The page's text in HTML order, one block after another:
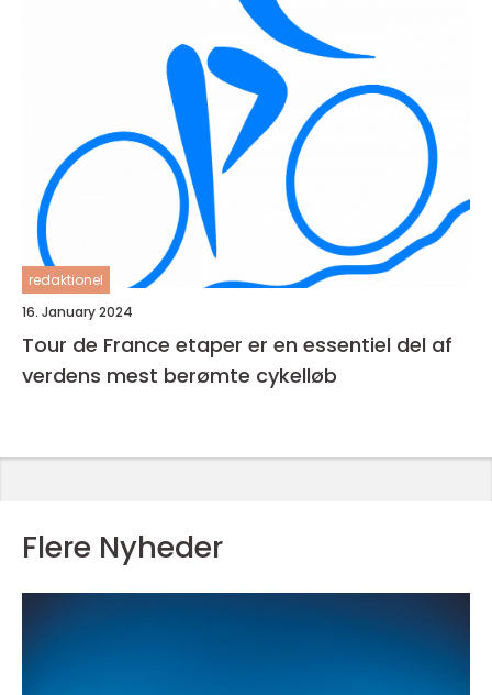
redaktionel
16. January 2024
Tour de France etaper er en essentiel del af
verdens mest berømte cykelløb
Flere Nyheder